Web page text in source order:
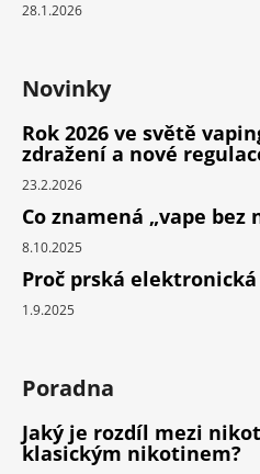
28.1.2026
Novinky
Rok 2026 ve světě
zdražení a nové
23.2.2026
Co znamená „vape bez
8.10.2025
Proč prská
1.9.2025
Poradna
Jaký je rozdíl mezi
klasickým nikotinem?